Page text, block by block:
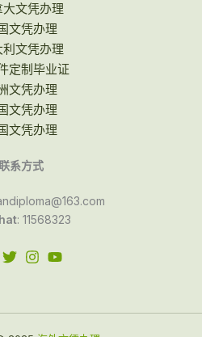
大文凭办理
文凭办理
利文凭办理
定制毕业证
文凭办理
文凭办理
文凭办理
系方式
: 11568323